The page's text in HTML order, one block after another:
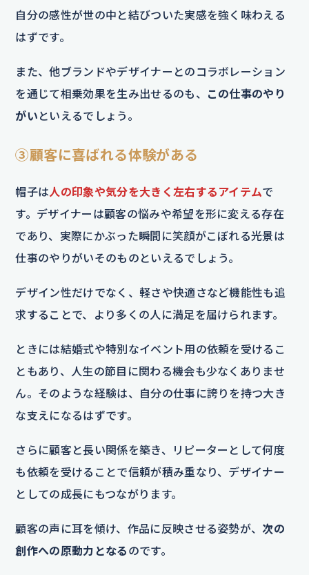
自分の感性が世の中と結びついた実感を強く味わえる
はずです。
また、他ブランドやデザイナーとのコラボレーション
を通じて相乗効果を生み出せるのも、
この仕事のやり
がい といえるでしょう。
③顧客に喜ばれる体験がある
帽子は人の印象や気分を大きく左右するアイテムで
す。デザイナーは顧客の悩みや希望を形に変える存在
であり、実際にかぶった瞬間に笑顔がこぼれる光景は
仕事のやりがいそのものといえるでしょう。
デザイン性だけでなく、軽さや快適さなど機能性も追
求することで、より多くの人に満足を届けられます。
ときには結婚式や特別なイベント用の依頼を受けるこ
ともあり、人生の節目に関わる機会も少なくありませ
ん。そのような経験は、自分の仕事に誇りを持つ大き
な支えになるはずです。
さらに顧客と長い関係を築き、リピーターとして何度
も依頼を受けることで信頼が積み重なり、デザイナー
としての成長にもつながります。
顧客の声に耳を傾け、作品に反映させる姿勢が、 次の
創作への原動力となる のです。